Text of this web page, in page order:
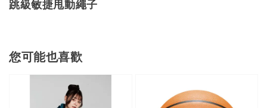
跳級敏捷甩動繩子
您可能也喜歡